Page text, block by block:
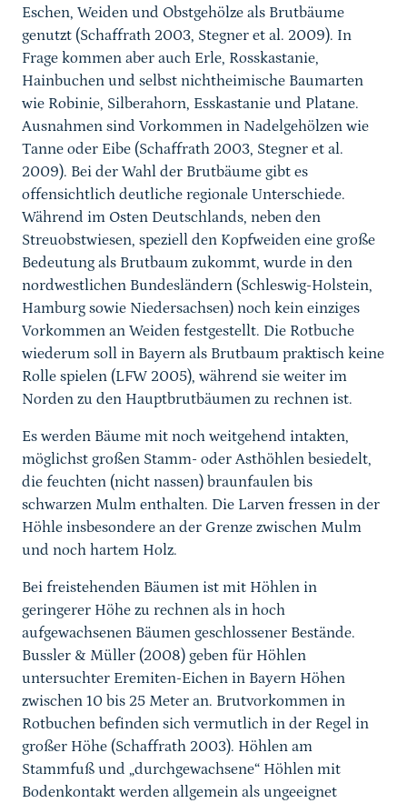
Eschen, Weiden und Obstgehölze als Brutbäume
genutzt (Schaffrath 2003, Stegner et al. 2009). In
Frage kommen aber auch Erle, Rosskastanie,
Hainbuchen und selbst nichtheimische Baumarten
wie Robinie, Silberahorn, Esskastanie und Platane.
Ausnahmen sind Vorkommen in Nadelgehölzen wie
Tanne oder Eibe (Schaffrath 2003, Stegner et al.
2009). Bei der Wahl der Brutbäume gibt es
offensichtlich deutliche regionale Unterschiede.
Während im Osten Deutschlands, neben den
Streuobstwiesen, speziell den Kopfweiden eine große
Bedeutung als Brutbaum zukommt, wurde in den
nordwestlichen Bundesländern (Schleswig-Holstein,
Hamburg sowie Niedersachsen) noch kein einziges
Vorkommen an Weiden festgestellt. Die Rotbuche
wiederum soll in Bayern als Brutbaum praktisch keine
Rolle spielen (LFW 2005), während sie weiter im
Norden zu den Hauptbrutbäumen zu rechnen ist.
Es werden Bäume mit noch weitgehend intakten,
möglichst großen Stamm- oder Asthöhlen besiedelt,
die feuchten (nicht nassen) braunfaulen bis
schwarzen Mulm enthalten. Die Larven fressen in der
Höhle insbesondere an der Grenze zwischen Mulm
und noch hartem Holz.
Bei freistehenden Bäumen ist mit Höhlen in
geringerer Höhe zu rechnen als in hoch
aufgewachsenen Bäumen geschlossener Bestände.
Bussler & Müller (2008) geben für Höhlen
untersuchter Eremiten-Eichen in Bayern Höhen
zwischen 10 bis 25 Meter an. Brutvorkommen in
Rotbuchen befinden sich vermutlich in der Regel in
großer Höhe (Schaffrath 2003). Höhlen am
Stammfuß und „durchgewachsene“ Höhlen mit
Bodenkontakt werden allgemein als ungeeignet